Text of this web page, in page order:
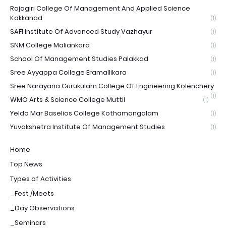
Rajagiri College Of Management And Applied Science
Kakkanad
(1)
SAFI Institute Of Advanced Study Vazhayur (1)
SNM College Maliankara (1)
School Of Management Studies Palakkad (1)
Sree Ayyappa College Eramallikara (1)
Sree Narayana Gurukulam College Of Engineering Kolenchery
(1)
WMO Arts & Science College Muttil (1)
Yeldo Mar Baselios College Kothamangalam (1)
Yuvakshetra Institute Of Management Studies (1)
Home
Top News
Types of Activities
_Fest /Meets
_Day Observations
_Seminars